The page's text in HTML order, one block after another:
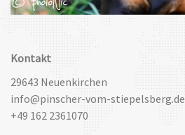
Kontakt
29643 Neuenkirchen
info@pinscher-vom-stiepelsberg.de
+49 162 2361070